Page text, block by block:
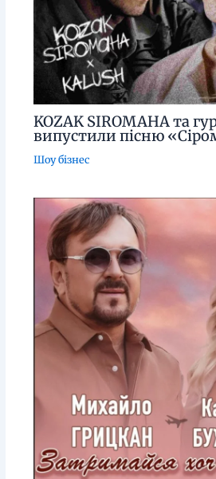
KOZAK SIROMAHA та
випустили пісню
Шоу бізнес